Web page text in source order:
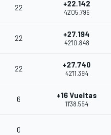
22 +22.142
42'05.796
22 +27.194
42'10.848
22 +27.740
42'11.394
6 +16 Vueltas
11'38.554
0